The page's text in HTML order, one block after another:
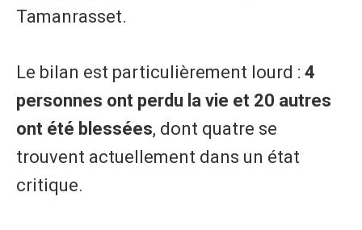
Tamanrasset.
Le bilan est particulièrement lourd : 4
personnes ont perdu la vie et 20 autres
ont été blessées, dont quatre se
trouvent actuellement dans un état
critique.